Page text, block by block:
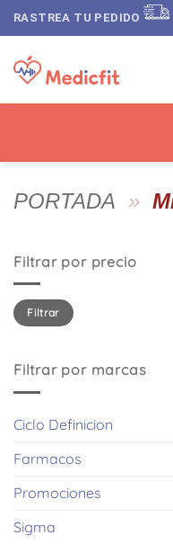
Saltar
al
contenido
RASTREA TU PEDIDO
PORTADA »
Filtrar por precio
Precio
mínimo
Precio
máximo
Filtrar
Filtrar por marcas
Ciclo Definicion
Farmacos
Promociones
Sigma